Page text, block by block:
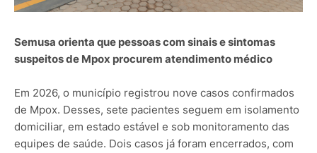
Semusa orienta que pessoas com sinais e sintomas
suspeitos de Mpox procurem atendimento médico
Em 2026, o município registrou nove casos confirmados
de Mpox. Desses, sete pacientes seguem em isolamento
domiciliar, em estado estável e sob monitoramento das
equipes de saúde. Dois casos já foram encerrados, com